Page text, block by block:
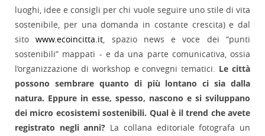
luoghi, idee e consigli per chi vuole seguire uno stile di vita
sostenibile, per una domanda in costante crescita) e dal
sitowww.ecoincitta.it, spazio news e voce dei “punti
sostenibili” mappati - e da una parte comunicativa, ossia
l’organizzazione di workshop e convegni tematici. Le città
possono sembrare quanto di più lontano ci sia dalla
natura. Eppure in esse, spesso, nascono e si sviluppano
dei micro ecosistemi sostenibili. Qual è il trend che avete
registrato negli anni? La collana editoriale fotografa un